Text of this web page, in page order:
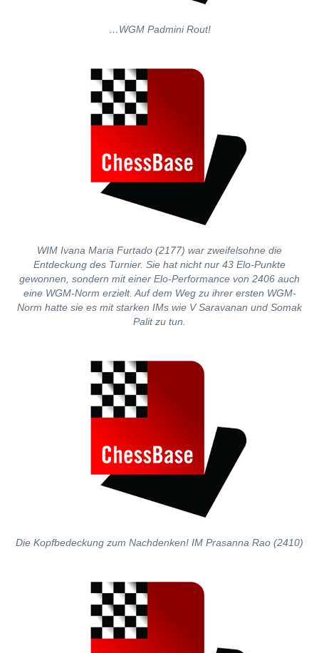
…WGM Padmini Rout!
WIM Ivana Maria Furtado (2177) war zweifelsohne die
Entdeckung des Turnier. Sie hat nicht nur 43 Elo-Punkte
gewonnen, sondern mit einer Elo-Performance von 2406 auch
eine WGM-Norm erzielt. Auf dem Weg zu ihrer ersten WGM-
Norm hatte sie es mit starken IMs wie V Saravanan und Somak
Palit zu tun.
Die Kopfbedeckung zum Nachdenken! IM Prasanna Rao (2410)